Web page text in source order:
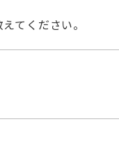
てください。